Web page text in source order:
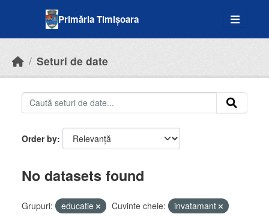
Primăria Timișoara
Seturi de date
Order by
No datasets found
Grupuri: educatie Cuvinte cheie:
invatamant